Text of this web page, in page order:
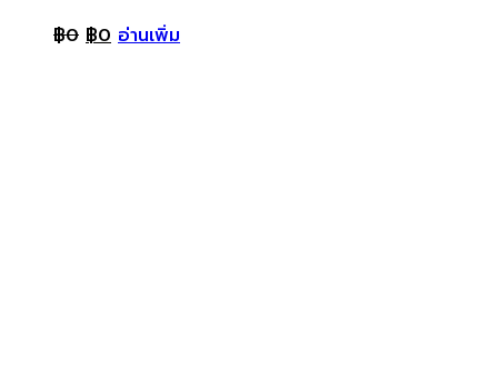
฿0 ฿0 อ่านเพิ่ม